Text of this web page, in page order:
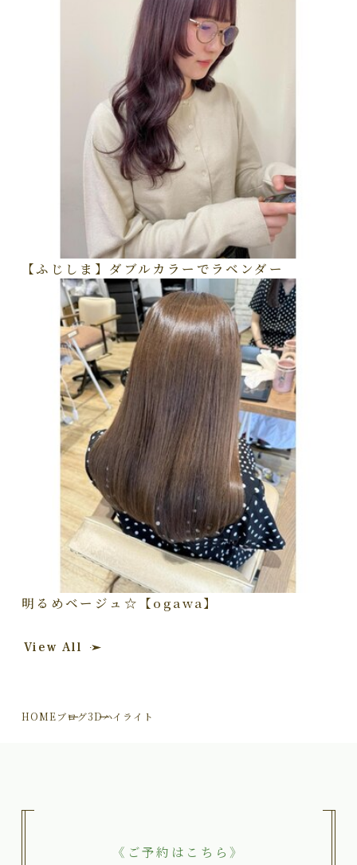
【ふじしま】ダブルカラーでラベンダー
明るめベージュ☆【ogawa】
View All
HOMEブログ3Dハイライト
《ご予約はこちら》